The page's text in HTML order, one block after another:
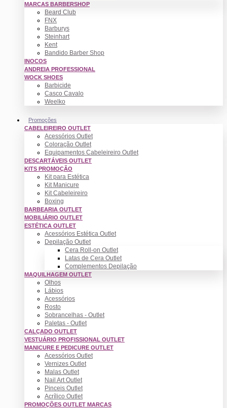
MARCAS BARBERSHOP
Beard Club
FNX
Barburys
Steinhart
Kent
Bandido Barber Shop
INOCOS
ANDREIA PROFESSIONAL
WOCK SHOES
Barbicide
Casco Cavalo
Weelko
Promoções
CABELEIREIRO OUTLET
Acessórios Outlet
Coloração Outlet
Equipamentos Cabeleireiro Outlet
DESCARTÁVEIS OUTLET
KITS PROMOÇÃO
Kit para Estética
Kit Manicure
Kit Cabeleireiro
Boxing
BARBEARIA OUTLET
MOBILIÁRIO OUTLET
ESTÉTICA OUTLET
Acessórios Estética Outlet
Depilação Outlet
Cera Roll-on Outlet
Latas de Cera Outlet
Complementos Depilação
MAQUILHAGEM OUTLET
Olhos
Lábios
Acessórios
Rosto
Sobrancelhas - Outlet
Paletas - Outlet
CALÇADO OUTLET
VESTUÁRIO PROFISSIONAL OUTLET
MANICURE E PEDICURE OUTLET
Acessórios Outlet
Vernizes Outlet
Malas Outlet
Nail Art Outlet
Pinceis Outlet
Acrílico Outlet
PROMOÇÕES OUTLET MARCAS